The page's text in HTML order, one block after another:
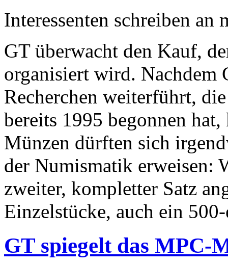
Interessenten schreiben
GT überwacht den Kauf,
organisiert wird. Nachdem
Recherchen weiterführt,
bereits 1995 begonnen
Münzen dürften sich
der Numismatik erweisen:
zweiter, kompletter Satz
Einzelstücke, auch ein
GT spiegelt das MPC-